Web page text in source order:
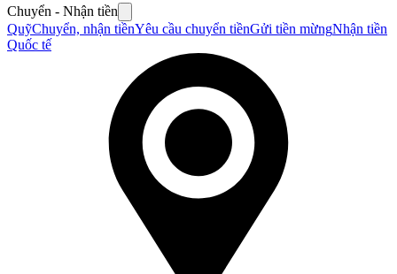
Chuyển - Nhận tiền
QuỹChuyển, nhận tiềnYêu cầu chuyển tiềnGửi tiền mừngNhận tiền
Quốc tế